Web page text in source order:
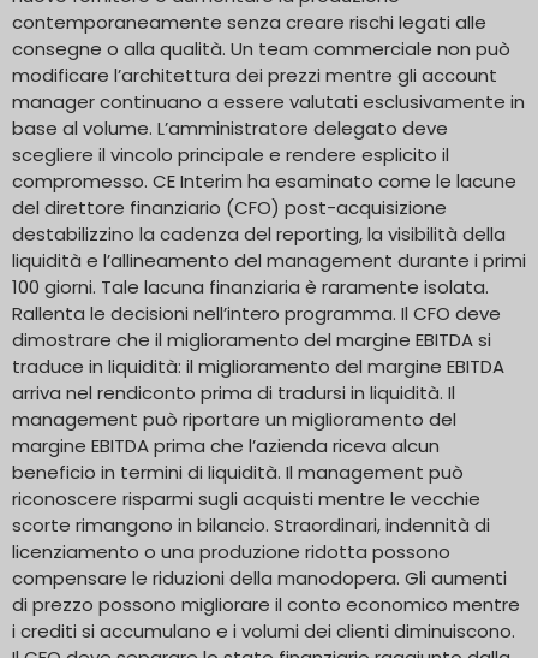
contemporaneamente senza creare rischi legati alle
consegne o alla qualità. Un team commerciale non può
modificare l’architettura dei prezzi mentre gli account
manager continuano a essere valutati esclusivamente in
base al volume. L’amministratore delegato deve
scegliere il vincolo principale e rendere esplicito il
compromesso. CE Interim ha esaminato come le lacune
del direttore finanziario (CFO) post-acquisizione
destabilizzino la cadenza del reporting, la visibilità della
liquidità e l’allineamento del management durante i primi
100 giorni. Tale lacuna finanziaria è raramente isolata.
Rallenta le decisioni nell’intero programma. Il CFO deve
dimostrare che il miglioramento del margine EBITDA si
traduce in liquidità: il miglioramento del margine EBITDA
arriva nel rendiconto prima di tradursi in liquidità. Il
management può riportare un miglioramento del
margine EBITDA prima che l’azienda riceva alcun
beneficio in termini di liquidità. Il management può
riconoscere risparmi sugli acquisti mentre le vecchie
scorte rimangono in bilancio. Straordinari, indennità di
licenziamento o una produzione ridotta possono
compensare le riduzioni della manodopera. Gli aumenti
di prezzo possono migliorare il conto economico mentre
i crediti si accumulano e i volumi dei clienti diminuiscono.